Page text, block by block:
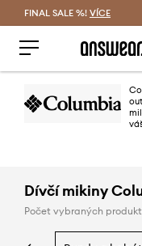
FINAL SALE %! VÍCE
Dívčí mikiny
Počet vybraných